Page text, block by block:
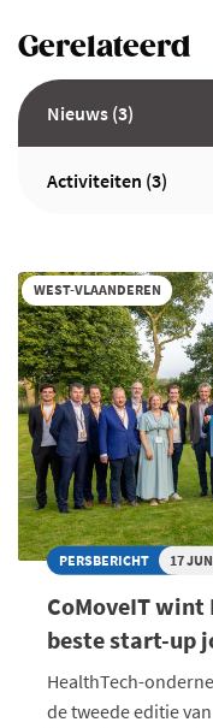
Gerelateerd
Nieuws (3)
Activiteiten (3)
WEST-VLAANDEREN
PERSBERICHT 17
CoMoveIT wint
beste start-up
HealthTech-
de tweede editie